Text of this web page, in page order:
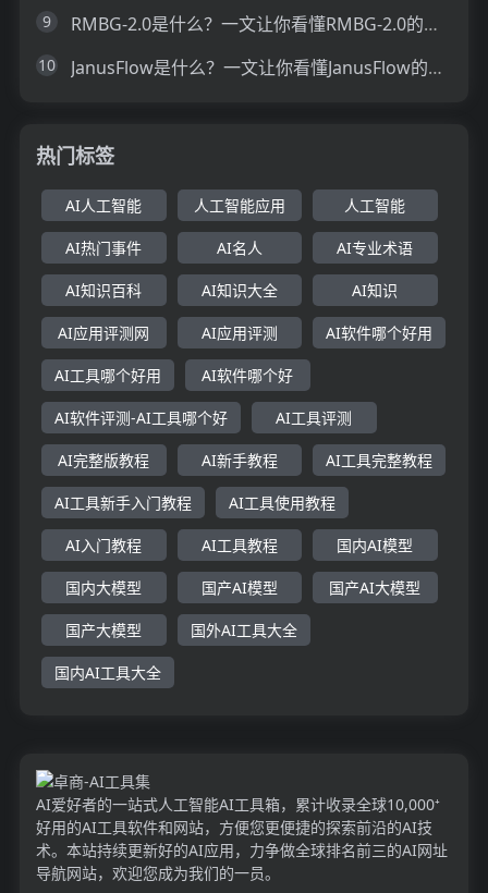
9 RMBG-2.0是什么？一文让你看懂RMBG-2.0的技术原理、主要功能、应用场景
10 JanusFlow是什么？一文让你看懂JanusFlow的技术原理、主要功能、应用场景
热门标签
AI人工智能 人工智能应用 人工智能
AI热门事件 AI名人 AI专业术语
AI知识百科 AI知识大全 AI知识
AI应用评测网 AI应用评测 AI软件哪个好用
AI工具哪个好用 AI软件哪个好
AI软件评测-AI工具哪个好 AI工具评测
AI完整版教程 AI新手教程 AI工具完整教程
AI工具新手入门教程 AI工具使用教程
AI入门教程 AI工具教程 国内AI模型
国内大模型 国产AI模型 国产AI大模型
国产大模型 国外AI工具大全
国内AI工具大全
AI爱好者的一站式人工智能AI工具箱，累计收录全球10,000⁺
好用的AI工具软件和网站，方便您更便捷的探索前沿的AI技
术。本站持续更新好的AI应用，力争做全球排名前三的AI网址
导航网站，欢迎您成为我们的一员。